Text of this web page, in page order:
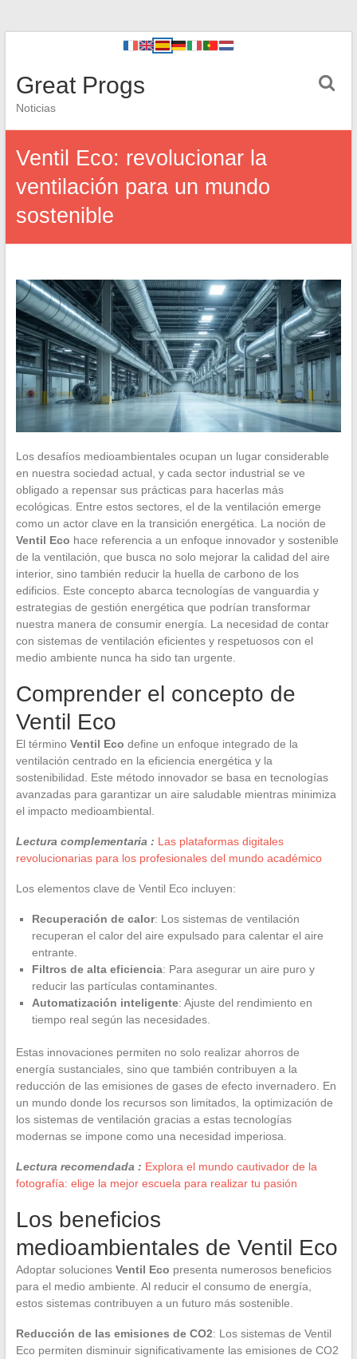
Great Progs
Noticias
Ventil Eco: revolucionar la
ventilación para un mundo
sostenible
Los desafíos medioambientales ocupan un lugar considerable
en nuestra sociedad actual, y cada sector industrial se ve
obligado a repensar sus prácticas para hacerlas más
ecológicas. Entre estos sectores, el de la ventilación emerge
como un actor clave en la transición energética. La noción de
Ventil Eco hace referencia a un enfoque innovador y sostenible
de la ventilación, que busca no solo mejorar la calidad del aire
interior, sino también reducir la huella de carbono de los
edificios. Este concepto abarca tecnologías de vanguardia y
estrategias de gestión energética que podrían transformar
nuestra manera de consumir energía. La necesidad de contar
con sistemas de ventilación eficientes y respetuosos con el
medio ambiente nunca ha sido tan urgente.
Comprender el concepto de
Ventil Eco
El término Ventil Eco define un enfoque integrado de la
ventilación centrado en la eficiencia energética y la
sostenibilidad. Este método innovador se basa en tecnologías
avanzadas para garantizar un aire saludable mientras minimiza
el impacto medioambiental.
Lectura complementaria : Las plataformas digitales
revolucionarias para los profesionales del mundo académico
Los elementos clave de Ventil Eco incluyen:
Recuperación de calor: Los sistemas de ventilación
recuperan el calor del aire expulsado para calentar el aire
entrante.
Filtros de alta eficiencia: Para asegurar un aire puro y
reducir las partículas contaminantes.
Automatización inteligente: Ajuste del rendimiento en
tiempo real según las necesidades.
Estas innovaciones permiten no solo realizar ahorros de
energía sustanciales, sino que también contribuyen a la
reducción de las emisiones de gases de efecto invernadero. En
un mundo donde los recursos son limitados, la optimización de
los sistemas de ventilación gracias a estas tecnologías
modernas se impone como una necesidad imperiosa.
Lectura recomendada : Explora el mundo cautivador de la
fotografía: elige la mejor escuela para realizar tu pasión
Los beneficios
medioambientales de Ventil Eco
Adoptar soluciones Ventil Eco presenta numerosos beneficios
para el medio ambiente. Al reducir el consumo de energía,
estos sistemas contribuyen a un futuro más sostenible.
Reducción de las emisiones de CO2: Los sistemas de Ventil
Eco permiten disminuir significativamente las emisiones de CO2